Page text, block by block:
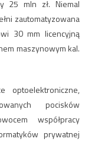
25 mln zł. Niemal
zautomatyzowana
30 mm licencyjną
maszynowym kal.
optoelektroniczne,
pocisków
współpracy
prywatnej